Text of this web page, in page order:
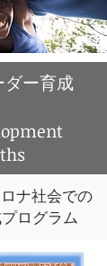
ー育成
ナ社会での
ログラム